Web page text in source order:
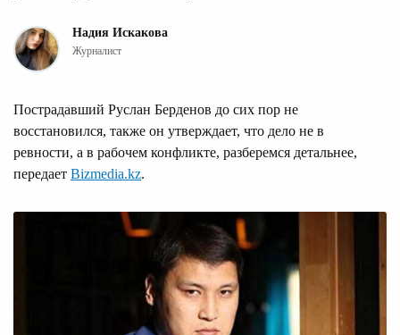
Надия Искакова
Журналист
Пострадавший Руслан Берденов до сих пор не
восстановился, также он утверждает, что дело не в
ревности, а в рабочем конфликте, разберемся детальнее,
передает Bizmedia.kz.